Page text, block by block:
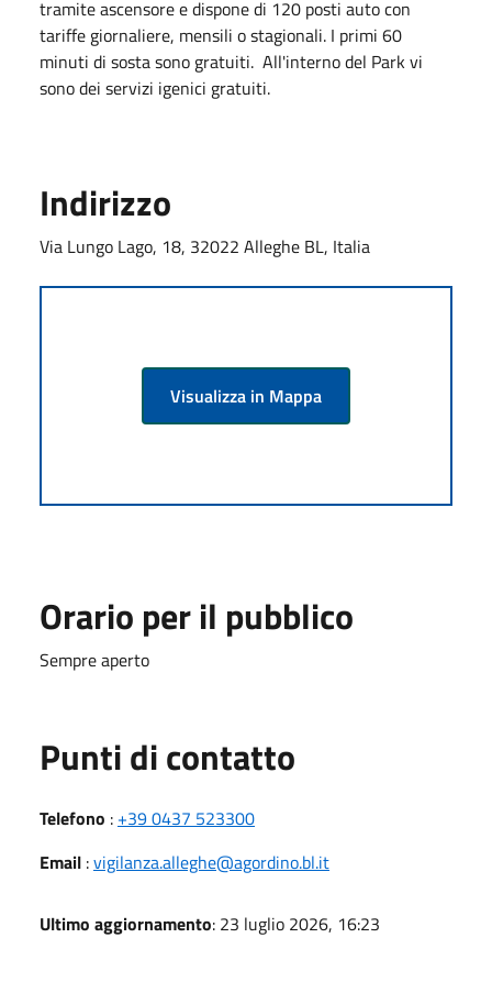
tramite ascensore e dispone di 120 posti auto con
tariffe giornaliere, mensili o stagionali. I primi 60
minuti di sosta sono gratuiti. All'interno del Park vi
sono dei servizi igenici gratuiti.
Indirizzo
Via Lungo Lago, 18, 32022 Alleghe BL, Italia
Visualizza in Mappa
Orario per il pubblico
Sempre aperto
Punti di contatto
Telefono : +39 0437 523300
Email :vigilanza.alleghe@agordino.bl.it
Ultimo aggiornamento: 23 luglio 2026, 16:23